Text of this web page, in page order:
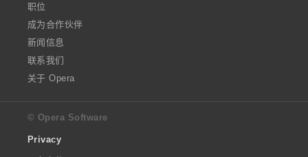
职位
成为合作伙伴
新闻信息
联系我们
关于 Opera
© Opera Software
Privacy